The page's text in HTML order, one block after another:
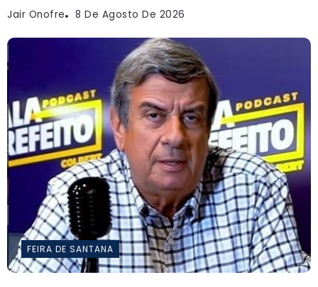
Jair Onofre 8 De Agosto De 2026
FEIRA DE SANTANA